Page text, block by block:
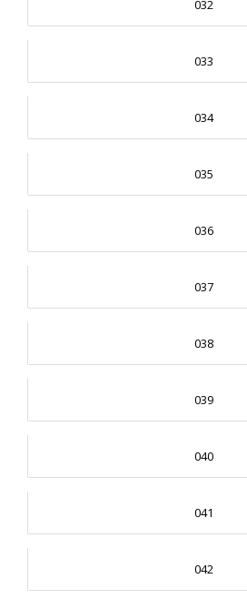
032
033
034
035
036
037
038
039
040
041
042